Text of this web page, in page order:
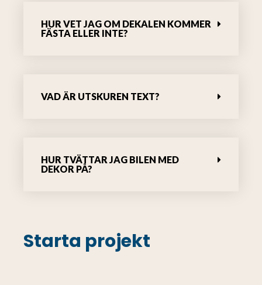
HUR VET JAG OM DEKALEN KOMMER
FÄSTA ELLER INTE?
VAD ÄR UTSKUREN TEXT?
HUR TVÄTTAR JAG BILEN MED
DEKOR PÅ?
Starta projekt